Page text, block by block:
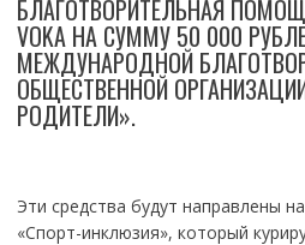
БЛАГОТВОРИТЕЛЬНАЯ
VOKA НА СУММУ 50 000
МЕЖДУНАРОДНОЙ
ОБЩЕСТВЕННОЙ
РОДИТЕЛИ».
Эти средства будут направлены
«Спорт-инклюзия», который